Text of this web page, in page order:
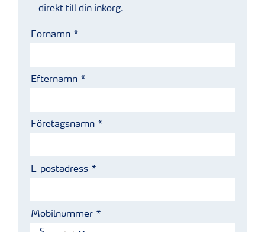
direkt till din inkorg.
Förnamn
Efternamn
Företagsnamn
E-postadress
Mobilnummer